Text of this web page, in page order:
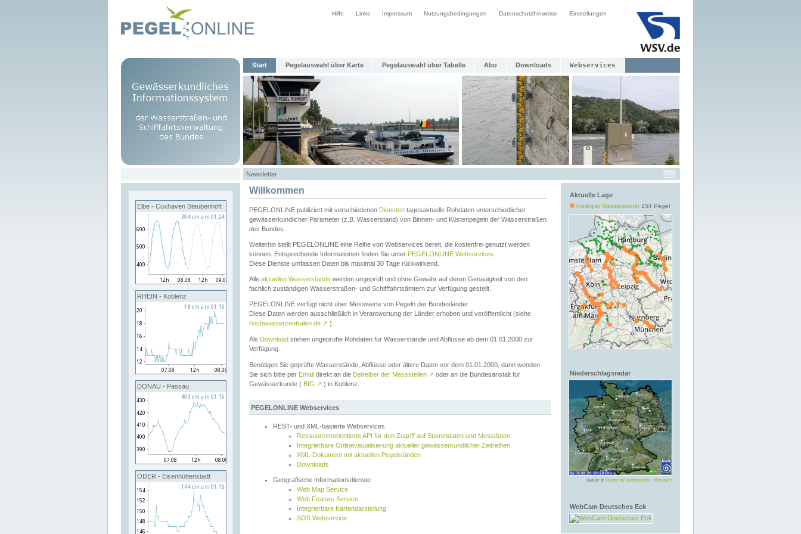
Hilfe Links Impressum Nutzungsbedingungen Datenschutzhinweise Einstellungen
Start Pegelauswahl über Karte Pegelauswahl über Tabelle Abo Downloads Webservices
Newsletter
Elbe - Cuxhaven Steubenhöft
RHEIN - Koblenz
DONAU - Passau
ODER - Eisenhüttenstadt
Aktuelle Lage
niedriger Wasserstand: 154 Pegel
Niederschlagsradar
Quelle: © Deutscher Wetterdienst, Offenbach
WebCam Deutsches Eck
Willkommen
PEGELONLINE publiziert mit verschiedenen Diensten tagesaktuelle Rohdaten unterschiedlicher
gewässerkundlicher Parameter (z.B. Wasserstand) von Binnen- und Küstenpegeln der Wasserstraßen
des Bundes.
Weiterhin stellt PEGELONLINE eine Reihe von Webservices bereit, die kostenfrei genutzt werden
können. Entsprechende Informationen finden Sie unter PEGELONLINE Webservices
Diese Dienste umfassen Daten bis maximal 30 Tage rückwirkend.
Alle aktuellen Wasserstände werden ungeprüft und ohne Gewähr auf deren Genauigkeit von den
fachlich zuständigen Wasserstraßen- und Schifffahrtsämtern zur Verfügung gestellt.
PEGELONLINE verfügt nicht über Messwerte von Pegeln der Bundesländer.
Diese Daten werden ausschließlich in Verantwortung der Länder erhoben und veröffentlicht (siehe
hochwasserzentralen.de ↗ ).
Als Download stehen ungeprüfte Rohdaten für Wasserstände und Abflüsse ab dem 01.01.2000 zur
Verfügung.
Benötigen Sie geprüfte Wasserstände, Abflüsse oder ältere Daten vor dem 01.01.2000, dann wenden
Sie sich bitte per Email direkt an die Betreiber der Messstellen ↗ oder an die Bundesanstalt für
Gewässerkunde ( BfG ↗ ) in Koblenz.
PEGELONLINE Webservices
REST- und XML-basierte Webservices
Ressourcenorientierte API für den Zugriff auf Stammdaten und Messdaten.
Integrierbare Onlinevisualisierung aktueller gewässerkundlicher Zeitreihen
XML-Dokument mit aktuellen Pegelständen
Downloads
Geografische Informationsdienste
Web Map Service
Web Feature Service
Integrierbare Kartendarstellung
SOS Webservice